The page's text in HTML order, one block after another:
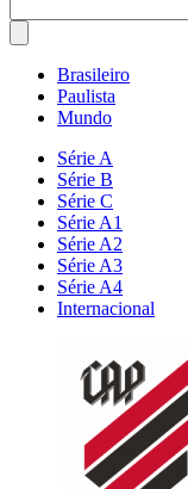
Brasileiro
Paulista
Mundo
Série A
Série B
Série C
Série A1
Série A2
Série A3
Série A4
Internacional